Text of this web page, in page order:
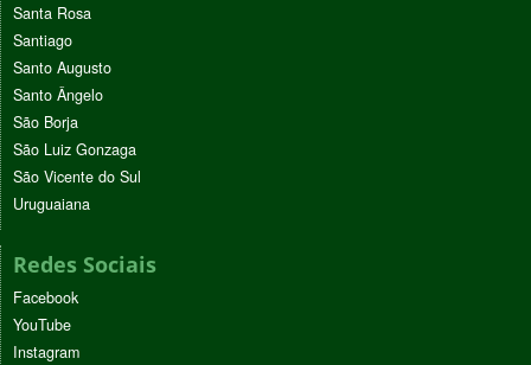
Santa Rosa
Santiago
Santo Augusto
Santo Ângelo
São Borja
São Luiz Gonzaga
São Vicente do Sul
Uruguaiana
Redes Sociais
Facebook
YouTube
Instagram